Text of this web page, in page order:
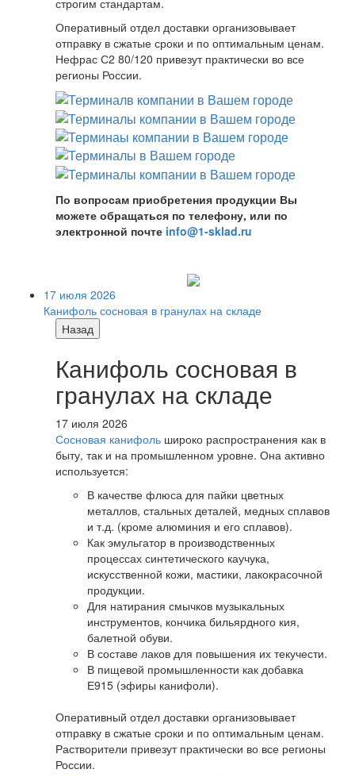
строгим стандартам.
Оперативный отдел доставки организовывает
отправку в сжатые сроки и по оптимальным ценам.
Нефрас С2 80/120 привезут практически во все
регионы России.
По вопросам приобретения продукции Вы
можете обращаться по телефону, или по
электронной почте info@1-sklad.ru
17 июля 2026
Канифоль сосновая в гранулах на складе
Назад
Канифоль сосновая в
гранулах на складе
17 июля 2026
Сосновая канифоль широко распространения как в
быту, так и на промышленном уровне. Она активно
используется:
В качестве флюса для пайки цветных
металлов, стальных деталей, медных сплавов
и т.д. (кроме алюминия и его сплавов).
Как эмульгатор в производственных
процессах синтетического каучука,
искусственной кожи, мастики, лакокрасочной
продукции.
Для натирания смычков музыкальных
инструментов, кончика бильярдного кия,
балетной обуви.
В составе лаков для повышения их текучести.
В пищевой промышленности как добавка
Е915 (эфиры канифоли).
Оперативный отдел доставки организовывает
отправку в сжатые сроки и по оптимальным ценам.
Растворители привезут практически во все регионы
России.